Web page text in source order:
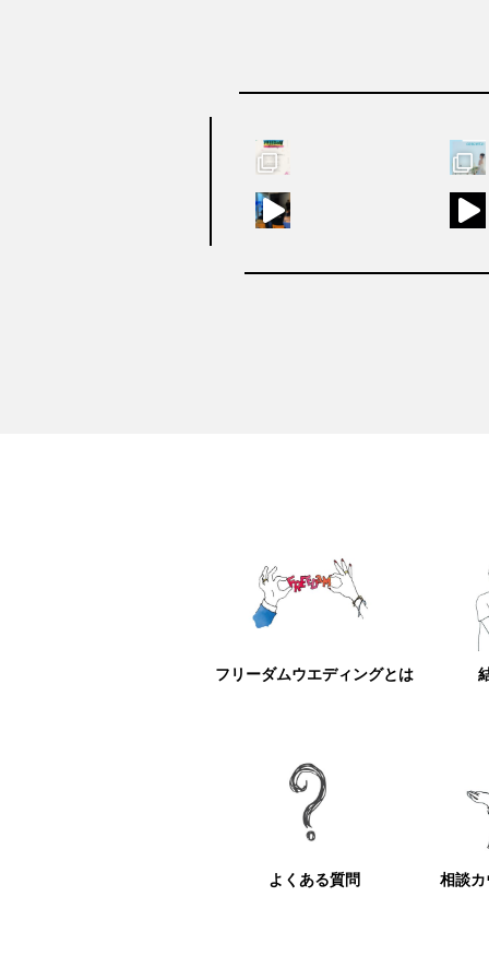
フリーダムウエディングとは
よくある質問 相談